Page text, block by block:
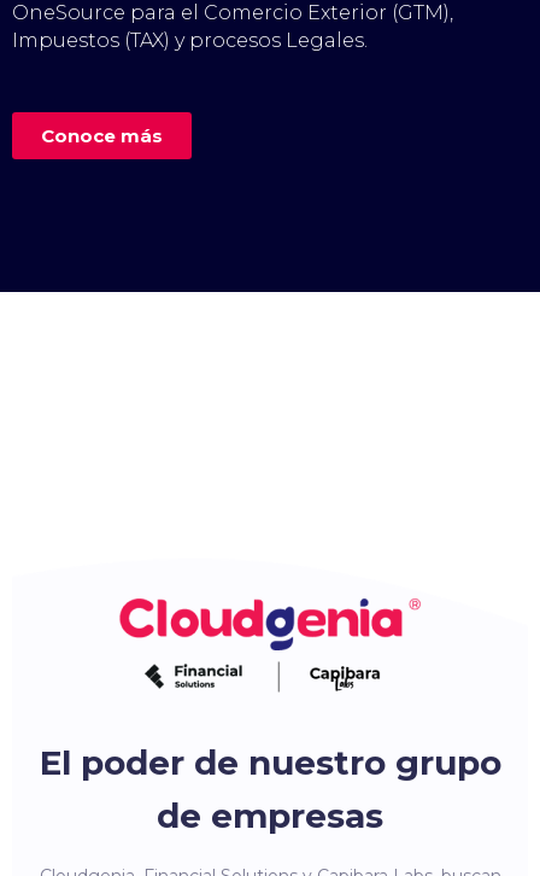
OneSource para el Comercio Exterior (GTM),
Impuestos (TAX) y procesos Legales.
Conoce más
El poder de nuestro grupo
de empresas